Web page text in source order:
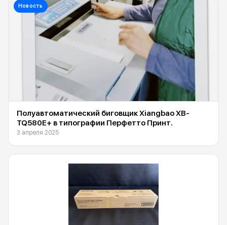
Новость
Полуавтоматический биговщик Xiangbao XB-
TQ580E+ в типографии Перфетто Принт.
3 апреля 2025